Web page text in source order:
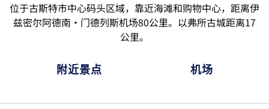
位于古斯特市中心码头区域，靠近海滩和购物中心，距离伊
兹密尔阿德南·门德列斯机场80公里。以弗所古城距离17
公里。
附近景点 机场